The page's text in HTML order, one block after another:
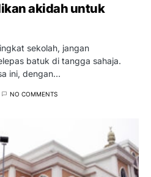
akidah untuk
sekolah, jangan
batuk di tangga sahaja.
ini, dengan…
NO COMMENTS